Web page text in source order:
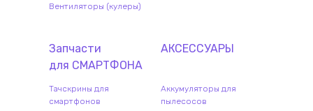
Вентиляторы (кулеры)
Запчасти
для СМАРТФОНА
Тачскрины для
смартфонов
АКСЕССУАРЫ
Аккумуляторы для
пылесосов